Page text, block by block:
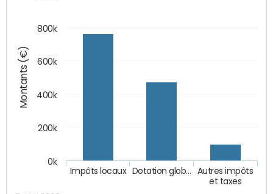
Montants (€)
Autres impôts
et taxes
Dotation glob…
Impôts locaux
0k
200k
400k
600k
800k